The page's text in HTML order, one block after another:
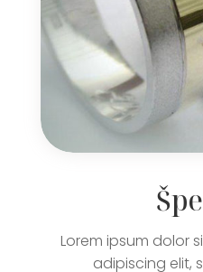
Lorem ipsum dolor
adipiscing elit,